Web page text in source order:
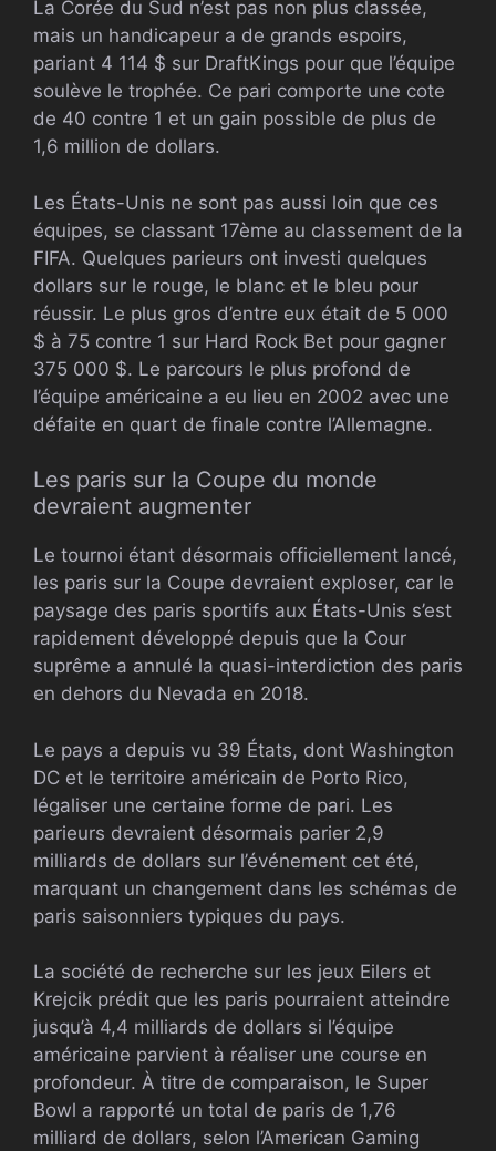
La Corée du Sud n’est pas non plus classée,
mais un handicapeur a de grands espoirs,
pariant 4 114 $ sur DraftKings pour que l’équipe
soulève le trophée. Ce pari comporte une cote
de 40 contre 1 et un gain possible de plus de
1,6 million de dollars.
Les États-Unis ne sont pas aussi loin que ces
équipes, se classant 17ème au classement de la
FIFA. Quelques parieurs ont investi quelques
dollars sur le rouge, le blanc et le bleu pour
réussir. Le plus gros d’entre eux était de 5 000
$ à 75 contre 1 sur Hard Rock Bet pour gagner
375 000 $. Le parcours le plus profond de
l’équipe américaine a eu lieu en 2002 avec une
défaite en quart de finale contre l’Allemagne.
Les paris sur la Coupe du monde
devraient augmenter
Le tournoi étant désormais officiellement lancé,
les paris sur la Coupe devraient exploser, car le
paysage des paris sportifs aux États-Unis s’est
rapidement développé depuis que la Cour
suprême a annulé la quasi-interdiction des paris
en dehors du Nevada en 2018.
Le pays a depuis vu 39 États, dont Washington
DC et le territoire américain de Porto Rico,
légaliser une certaine forme de pari. Les
parieurs devraient désormais parier 2,9
milliards de dollars sur l’événement cet été,
marquant un changement dans les schémas de
paris saisonniers typiques du pays.
La société de recherche sur les jeux Eilers et
Krejcik prédit que les paris pourraient atteindre
jusqu’à 4,4 milliards de dollars si l’équipe
américaine parvient à réaliser une course en
profondeur. À titre de comparaison, le Super
Bowl a rapporté un total de paris de 1,76
milliard de dollars, selon l’American Gaming